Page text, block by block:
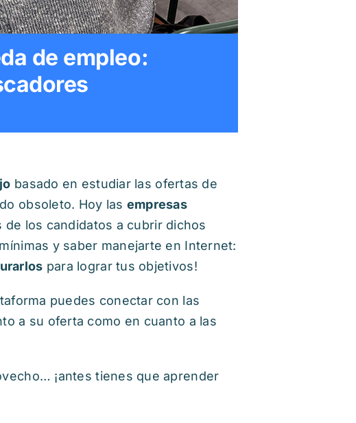
de empleo:
basado en estudiar las ofertas de
obsoleto. Hoy las empresas
los candidatos a cubrir dichos
y saber manejarte en Internet:
para lograr tus objetivos!
puedes conectar con las
a su oferta como en cuanto a las
¡antes tienes que aprender